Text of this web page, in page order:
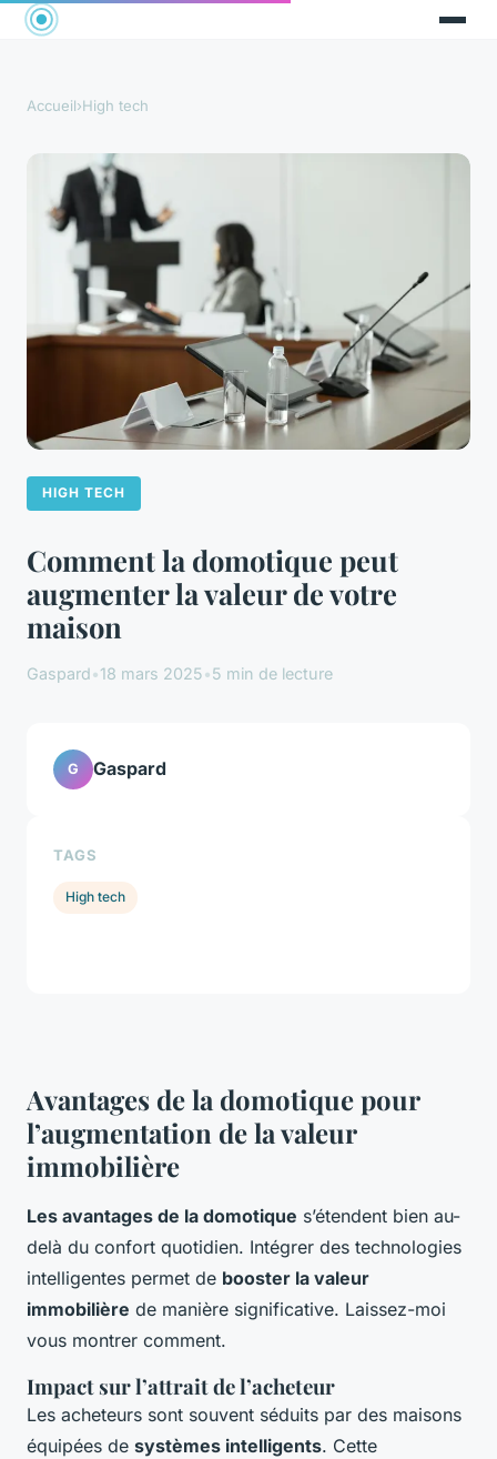
Accueil›High tech
HIGH TECH
Comment la domotique peut
augmenter la valeur de votre
maison
Gaspard•18 mars 2025•5 min de lecture
Avantages de la domotique pour
l’augmentation de la valeur
immobilière
Les avantages de la domotique s’étendent bien au-
delà du confort quotidien. Intégrer des technologies
intelligentes permet de booster la valeur
immobilière de manière significative. Laissez-moi
vous montrer comment.
Impact sur l’attrait de l’acheteur
Les acheteurs sont souvent séduits par des maisons
équipées de systèmes intelligents. Cette
G Gaspard
TAGS
High tech